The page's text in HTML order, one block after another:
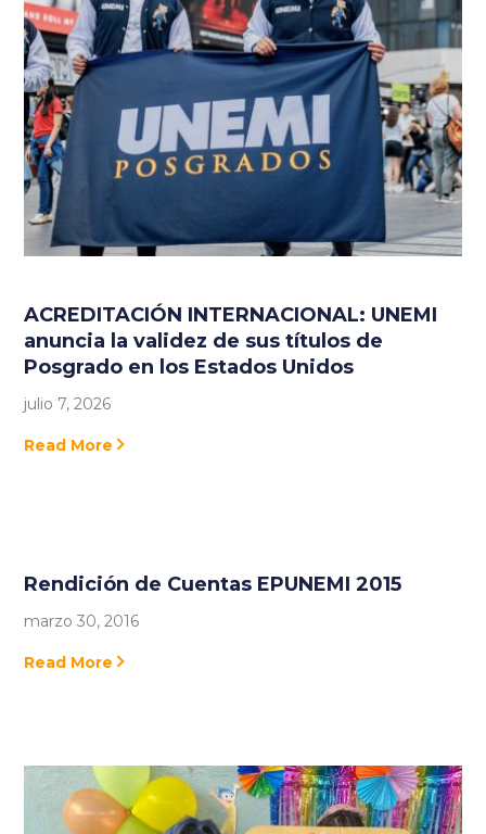
ACREDITACIÓN INTERNACIONAL: UNEMI
anuncia la validez de sus títulos de
Posgrado en los Estados Unidos
julio 7, 2026
Read More
Rendición de Cuentas EPUNEMI 2015
marzo 30, 2016
Read More